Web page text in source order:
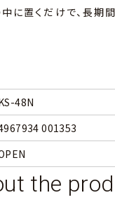
に置くだけで、長期
48N
001353
the